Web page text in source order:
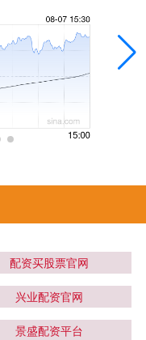
配资买股票官网
兴业配资官网
景盛配资平台